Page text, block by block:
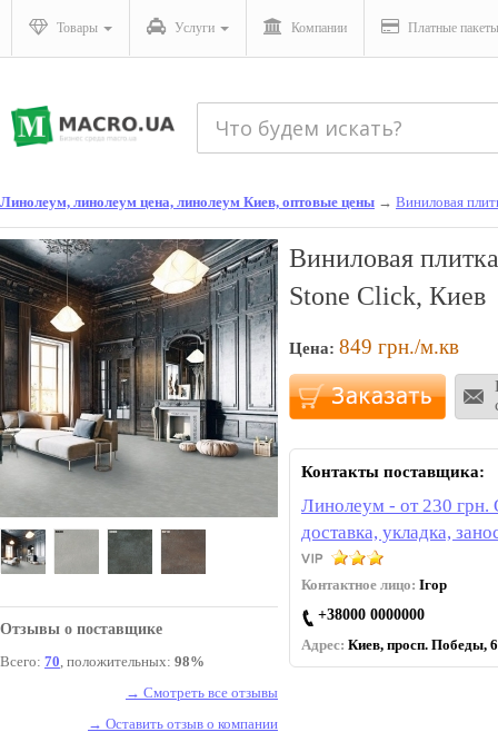
Товары Услуги Компании Платные пакеты
Линолеум, линолеум цена, линолеум Киев, оптовые цены → Виниловая
Отзывы о поставщике
Всего: 70, положительных: 98%
→ Смотреть все отзывы
→ Оставить отзыв о компании
Виниловая
Stone Click, Киев
Цена: 849 грн./м.кв
Контакты поставщика:
Линолеум - от 230 грн.
доставка, укладка,
Контактное лицо: Ігор
+38000 0000000
Адрес: Киев, просп. Победы,